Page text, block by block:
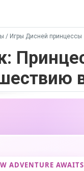
/ Игры Дисней принцессы